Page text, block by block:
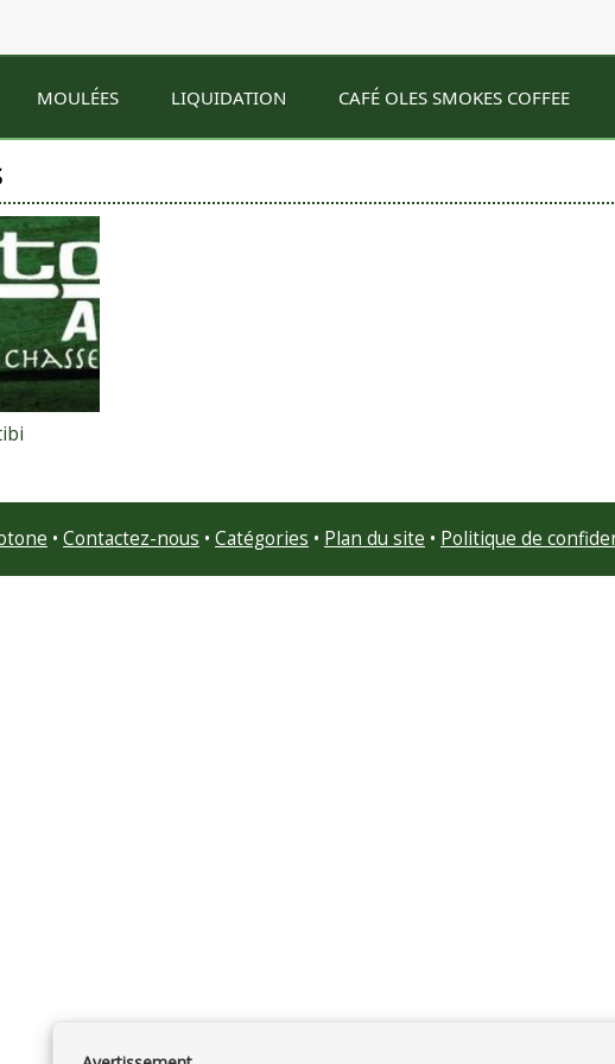
MOULÉES LIQUIDATION CAFÉ OLES SMOKES COFFEE
• Contactez-nous • Catégories • Plan du site • Politique de